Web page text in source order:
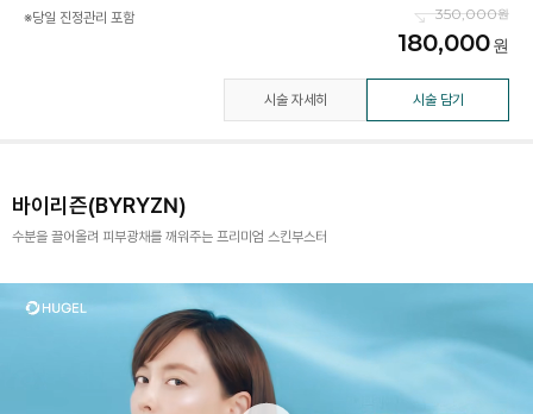
※당일 진정관리 포함 350,000
180,000
시술 자세히 시술 담기
바이리즌(BYRYZN)
수분을 끌어올려 피부광채를 깨워주는 프리미엄 스킨부스터